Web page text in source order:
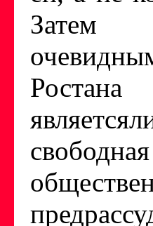
Затем
Ростана